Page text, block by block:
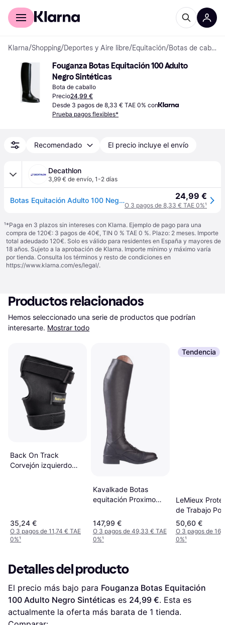
Comprar con Klarna
Klarna/Shopping/Deportes y Aire libre/Equitación/ Botas de caballo
Fouganza Botas Equitación 100 Adulto
Negro Sintéticas
Bota de caballo
Precio24,99 €
Desde 3 pagos de 8,33 € TAE 0% con
Prueba pagos flexibles*
Recomendado El precio incluye el envío
Decathlon
3,99 € de envío, 1-2 días
Botas Equitación Adulto 100 Negro 24,99 €
O 3 pagos de 8,33 € TAE 0%¹
¹*Paga en 3 plazos sin intereses con Klarna. Ejemplo de pago para una
compra de 120€: 3 pagos de 40€, TIN 0 % TAE 0 %. Plazo: 2 meses. Importe
total adeudado 120€. Solo es válido para residentes en España y mayores de
18 años. Sujeto a la aprobación de Klarna. Importe mínimo y máximo varía
por tienda. Consulta los términos y resto de condiciones en
https://www.klarna.com/es/legal/.
Productos relacionados
Hemos seleccionado una serie de productos que podrían
interesarte. Mostrar todo
Back On Track
Corvejón izquierdo
35,24 €
O 3 pagos de 11,74 € TAE
0%¹
Kavalkade Botas
equitación Proximo
147,99 €
O 3 pagos de 49,33 € TAE
0%¹
Tendencia
LeMieux
de Trabajo
Ribeteado
Black/Natural
50,60 €
O 3 pagos de
0%¹
Detalles del producto
El precio más bajo para Fouganza Botas Equitación
100 Adulto Negro Sintéticas es 24,99 €. Esta es
actualmente la oferta más barata de 1 tienda.